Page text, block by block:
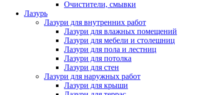
Очистители, смывки
Лазурь
Лазури для внутренних работ
Лазури для влажных помещений
Лазури для мебели и столешниц
Лазури для пола и лестниц
Лазури для потолка
Лазури для стен
Лазури для наружных работ
Лазури для крыши